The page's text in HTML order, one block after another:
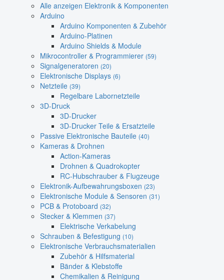
Alle anzeigen Elektronik & Komponenten
Arduino
Arduino Komponenten & Zubehör
Arduino-Platinen
Arduino Shields & Module
Mikrocontroller & Programmierer (59)
Signalgeneratoren (20)
Elektronische Displays (6)
Netzteile (39)
Regelbare Labornetzteile
3D-Druck
3D-Drucker
3D-Drucker Teile & Ersatzteile
Passive Elektronische Bauteile (40)
Kameras & Drohnen
Action-Kameras
Drohnen & Quadrokopter
RC-Hubschrauber & Flugzeuge
Elektronik-Aufbewahrungsboxen (23)
Elektronische Module & Sensoren (31)
PCB & Protoboard (32)
Stecker & Klemmen (37)
Elektrische Verkabelung
Schrauben & Befestigung (10)
Elektronische Verbrauchsmaterialien
Zubehör & Hilfsmaterial
Bänder & Klebstoffe
Chemikalien & Reinigung